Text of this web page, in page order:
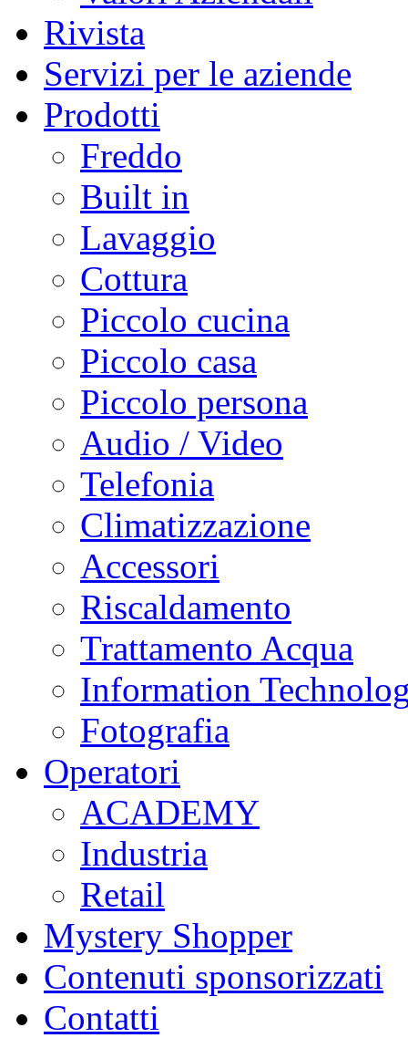
Rivista
Servizi per le aziende
Prodotti
Freddo
Built in
Lavaggio
Cottura
Piccolo cucina
Piccolo casa
Piccolo persona
Audio / Video
Telefonia
Climatizzazione
Accessori
Riscaldamento
Trattamento Acqua
Information
Fotografia
Operatori
ACADEMY
Industria
Retail
Mystery Shopper
Contenuti sponsorizzati
Contatti